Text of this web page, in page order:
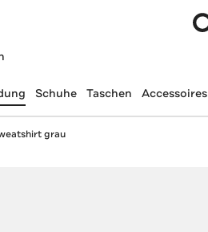
Schuhe Taschen Accessoires
grau